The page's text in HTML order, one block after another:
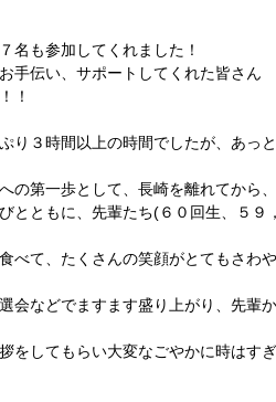
名も参加してくれました！
手伝い、サポートしてくれた皆さん
！
り３時間以上の時間でしたが、あっ
の第一歩として、長崎を離れてから、
とともに、先輩たち(６０回生、５
べて、たくさんの笑顔がとてもさわや
会などでますます盛り上がり、先輩
をしてもらい大変なごやかに時はす